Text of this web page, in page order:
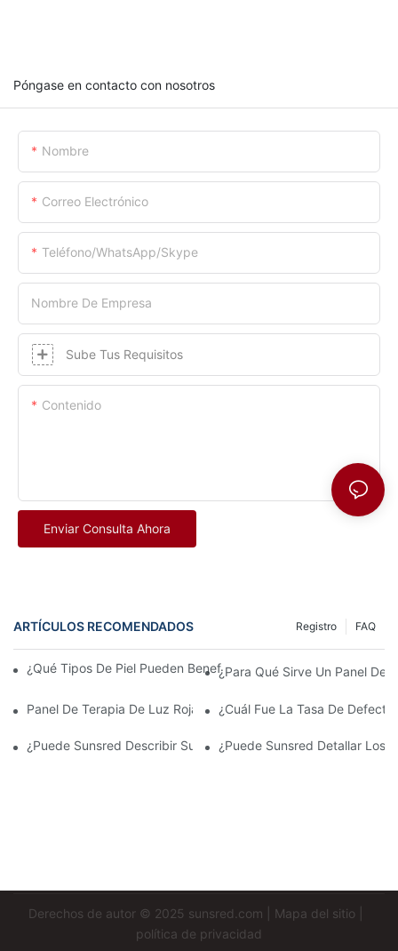
Póngase en contacto con nosotros
Nombre
Correo Electrónico
Teléfono/WhatsApp/Skype
Nombre De Empresa
Sube Tus Requisitos
Contenido
Enviar Consulta Ahora
ARTÍCULOS RECOMENDADOS FAQ
Registro
¿Qué Tipos De Piel Pueden Beneficiarse De La Terapia Con Luz
¿Para Qué Sirve Un Panel De
Panel De Terapia De Luz Roja: ¿cuánto Tiempo Se Tarda En
¿Cuál Fue La Tasa De
¿Puede Sunsred Describir Su Proceso De Ensamblaje Y
¿Puede Sunsred Detallar Los
Derechos de autor © 2025 sunsred.com Mapa del sitio
política de privacidad